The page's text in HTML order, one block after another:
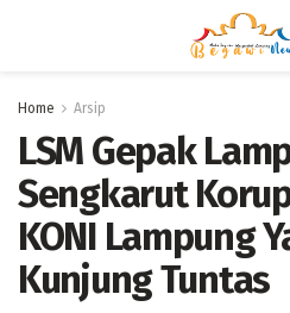
Home Arsip
LSM Gepak
Sengkarut
KONI Lampung
Kunjung Tuntas